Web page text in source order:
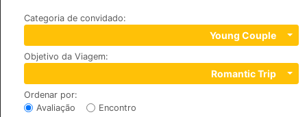
Categoria de convidado:
Young Couple
Objetivo da Viagem:
Romantic Trip
Ordenar por:
Avaliação
Encontro